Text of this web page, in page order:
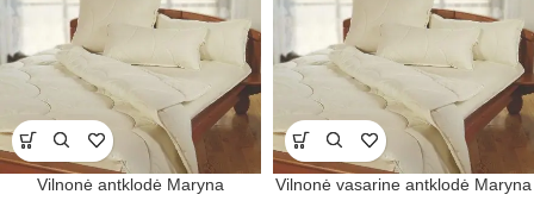
Vilnonė antklodė Maryna Vilnonė vasarine antklodė Maryna